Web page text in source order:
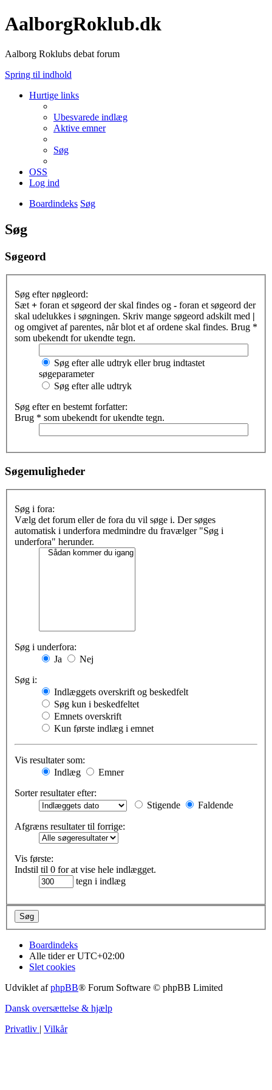
AalborgRoklub.dk
Aalborg Roklubs debat forum
Spring til indhold
Hurtige links
Ubesvarede indlæg
Aktive emner
Søg
OSS
Log ind
Boardindeks Søg
Søg
Søgeord
Søg efter nøgleord:
Sæt + foran et søgeord der skal findes og - foran et søgeord der
skal udelukkes i søgningen. Skriv mange søgeord adskilt med |
og omgivet af parentes, når blot et af ordene skal findes. Brug *
som ubekendt for ukendte tegn.
Søg efter alle udtryk eller brug indtastet
søgeparameter
Søg efter alle udtryk
Søg efter en bestemt forfatter:
Brug * som ubekendt for ukendte tegn.
Søgemuligheder
Søg i fora:
Vælg det forum eller de fora du vil søge i. Der søges
automatisk i underfora medmindre du fravælger "Søg i
underfora" herunder.
Søg i underfora:
Ja
Nej
Søg i:
Indlæggets overskrift og beskedfelt
Søg kun i beskedfeltet
Emnets overskrift
Kun første indlæg i emnet
Vis resultater som:
Indlæg
Emner
Sorter resultater efter:
Stigende
Faldende
Afgræns resultater til forrige:
Vis første:
Indstil til 0 for at vise hele indlægget.
tegn i indlæg
Boardindeks
Alle tider erUTC+02:00
Slet cookies
Udviklet afphpBB® Forum Software © phpBB Limited
Dansk oversættelse & hjælp
Privatliv | Vilkår